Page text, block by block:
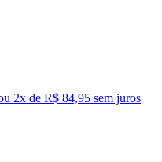
2x de R$ 84,95 sem juros